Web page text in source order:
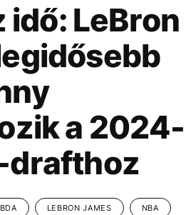
DIVAT
ENTR
TECH-TUDOMÁNY
TÁRSADALOM
UTAZÁS
DESIGN
ARCOK
SZIGET FESZTIVÁL
MTVA
NYÁR
PARLAMENT
idő: LeBron
a 2024-
drafthoz
LEBRON JAMES NBA